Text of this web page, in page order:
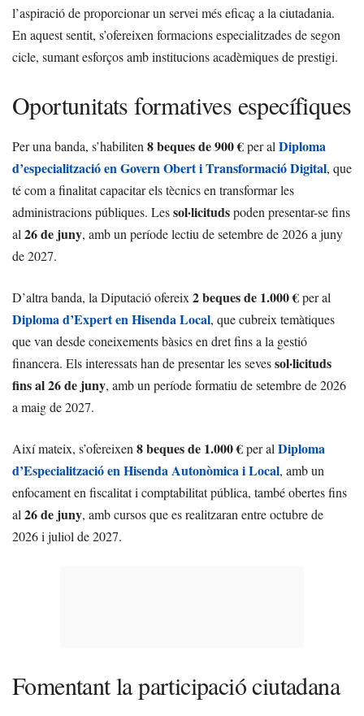
l’aspiració de proporcionar un servei més eficaç a la ciutadania.
En aquest sentit, s’ofereixen formacions especialitzades de segon
cicle, sumant esforços amb institucions acadèmiques de prestigi.
Oportunitats formatives específiques
Per una banda, s’habiliten 8 beques de 900 €per al Diploma
d’especialització en Govern Obert i Transformació Digital, que
té com a finalitat capacitar els tècnics en transformar les
administracions públiques. Lessol·licitudspoden presentar-se fins
al 26 de juny, amb un període lectiu de setembre de 2026 a juny
de 2027.
D’altra banda, la Diputació ofereix 2 beques de 1.000 €per al
Diploma d’Expert en Hisenda Local, que cubreix temàtiques
que van desde coneixements bàsics en dret fins a la gestió
financera. Els interessats han de presentar les sevessol·licituds
fins al 26 de juny, amb un període formatiu de setembre de 2026
a maig de 2027.
Així mateix, s’ofereixen 8 beques de 1.000 €per al Diploma
d’Especialització en Hisenda Autonòmica i Local, amb un
enfocament en fiscalitat i comptabilitat pública, també obertes fins
al 26 de juny, amb cursos que es realitzaran entre octubre de
2026 i juliol de 2027.
Fomentant la participació ciutadana